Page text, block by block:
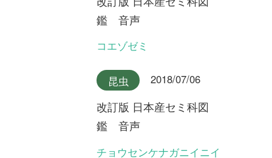
国花行脚
第20回 原生林にオオバシシ
ランを探して ～鹿児島県屋
久島～